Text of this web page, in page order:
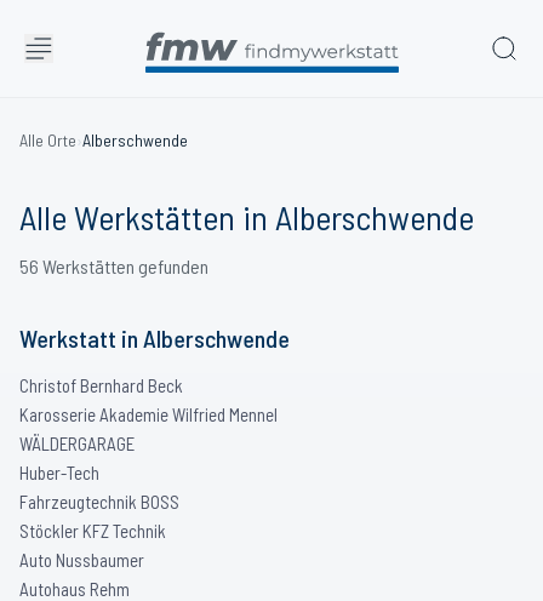
Alle Orte›Alberschwende
Alle Werkstätten in Alberschwende
56 Werkstätten gefunden
Werkstatt in Alberschwende
Christof Bernhard Beck
Karosserie Akademie Wilfried Mennel
WÄLDERGARAGE
Huber-Tech
Fahrzeugtechnik BOSS
Stöckler KFZ Technik
Auto Nussbaumer
Autohaus Rehm